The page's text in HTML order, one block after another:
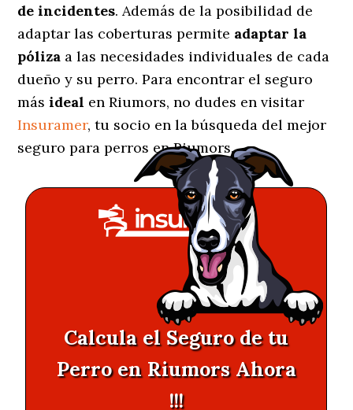
de incidentes. Además de la posibilidad de
adaptar las coberturas permite adaptar la
póliza a las necesidades individuales de cada
dueño y su perro. Para encontrar el seguro
másideal en Riumors, no dudes en visitar
Insuramer, tu socio en la búsqueda del mejor
seguro para perros en Riumors.
Calcula el Seguro de tu
Perro en Riumors Ahora
!!!